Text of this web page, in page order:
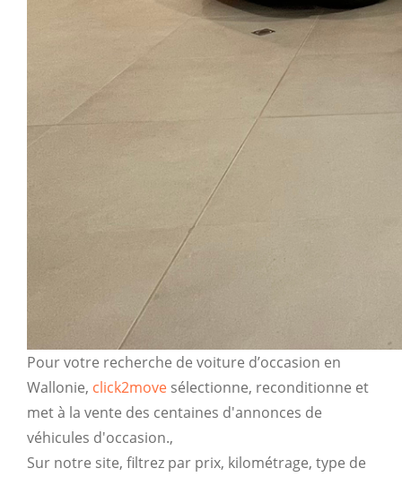
Pour votre recherche de voiture d’occasion en
Wallonie, click2move sélectionne, reconditionne et
met à la vente des centaines d'annonces de
véhicules d'occasion.,
Sur notre site, filtrez par prix, kilométrage, type de